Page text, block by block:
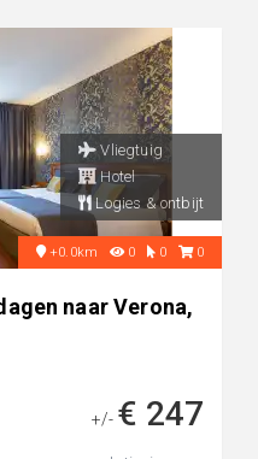
Vliegtuig
Hotel
Logies & ontbijt
+0.0km 0 0 0
naar Verona,
+/- € 247